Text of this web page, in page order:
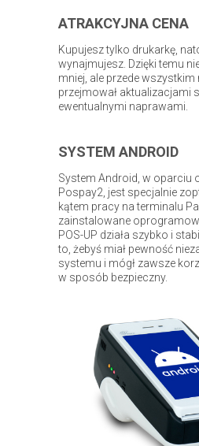
ATRAKCYJNA CENA
Kupujesz tylko drukarkę,
wynajmujesz. Dzięki temu
mniej, ale przede wszystkim
przejmował aktualizacjami
ewentualnymi naprawami.
SYSTEM ANDROID
System Android, w oparciu
Pospay2, jest specjalnie
kątem pracy na terminalu
zainstalowane
POS-UP działa szybko i
to, żebyś miał pewność
systemu i mógł zawsze
w sposób bezpieczny.